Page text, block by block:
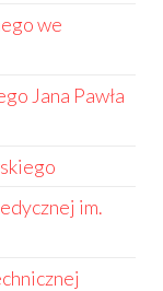
we
Jana Pawła
im.